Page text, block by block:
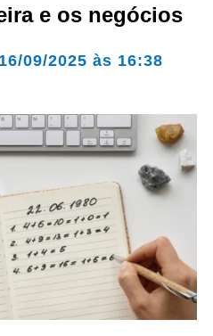
e os negócios
16/09/2025 às 16:38